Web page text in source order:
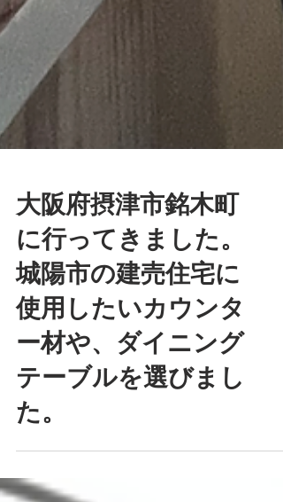
大阪府摂津市銘木町
に行ってきました。
城陽市の建売住宅に
使用したいカウンタ
ー材や、ダイニング
テーブルを選びまし
た。